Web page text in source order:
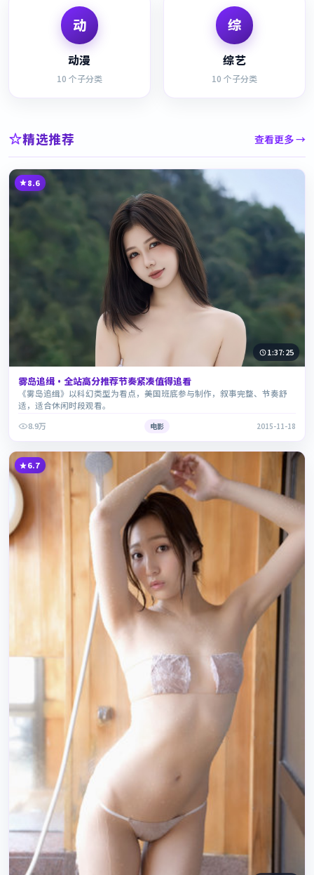
动
动漫
10 个子分类
综
综艺
10 个子分类
精选推荐 查看更多 →
8.6
1:37:25
雾岛追缉·全站高分推荐节奏紧凑值得追看
《雾岛追缉》以科幻类型为看点，美国班底参与制作，叙事完整、节奏舒
适，适合休闲时段观看。
8.9万
电影 2015-11-18
6.7